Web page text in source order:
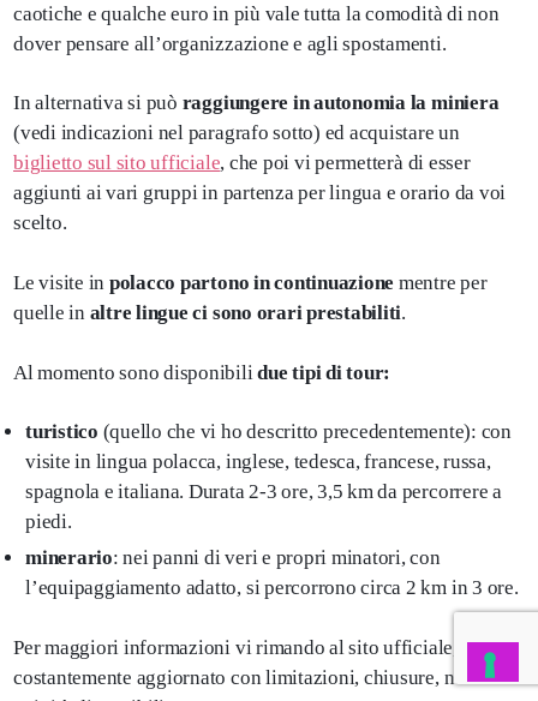
caotiche e qualche euro in più vale tutta la comodità di non
dover pensare all’organizzazione e agli spostamenti.
In alternativa si può raggiungere in autonomia la miniera
(vedi indicazioni nel paragrafo sotto) ed acquistare un
biglietto sul sito ufficiale, che poi vi permetterà di esser
aggiunti ai vari gruppi in partenza per lingua e orario da voi
scelto.
Le visite in polacco partono in continuazione mentre per
quelle in altre lingue ci sono orari prestabiliti.
Al momento sono disponibilidue tipi di tour:
turistico (quello che vi ho descritto precedentemente): con
visite in lingua polacca, inglese, tedesca, francese, russa,
spagnola e italiana. Durata 2-3 ore, 3,5 km da percorrere a
piedi.
minerario: nei panni di veri e propri minatori, con
l’equipaggiamento adatto, si percorrono circa 2 km in 3 ore.
Per maggiori informazioni vi rimando al sito ufficiale,
costantemente aggiornato con limitazioni, chiusure, nuove